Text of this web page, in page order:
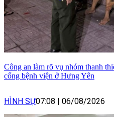
Công an làm rõ vụ nhóm thanh
cổng bệnh viện ở Hưng Yên
HÌNH SỰ07:08 06/08/2026